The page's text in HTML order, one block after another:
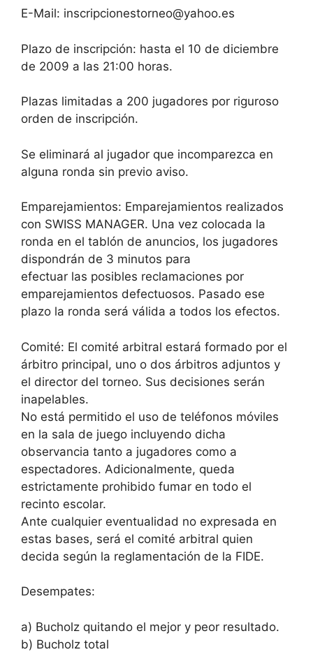
E-Mail: inscripcionestorneo@yahoo.es
Plazo de inscripción: hasta el 10 de diciembre
de 2009 a las 21:00 horas.
Plazas limitadas a 200 jugadores por riguroso
orden de inscripción.
Se eliminará al jugador que incomparezca en
alguna ronda sin previo aviso.
Emparejamientos: Emparejamientos realizados
con SWISS MANAGER. Una vez colocada la
ronda en el tablón de anuncios, los jugadores
dispondrán de 3 minutos para
efectuar las posibles reclamaciones por
emparejamientos defectuosos. Pasado ese
plazo la ronda será válida a todos los efectos.
Comité: El comité arbitral estará formado por el
árbitro principal, uno o dos árbitros adjuntos y
el director del torneo. Sus decisiones serán
inapelables.
No está permitido el uso de teléfonos móviles
en la sala de juego incluyendo dicha
observancia tanto a jugadores como a
espectadores. Adicionalmente, queda
estrictamente prohibido fumar en todo el
recinto escolar.
Ante cualquier eventualidad no expresada en
estas bases, será el comité arbitral quien
decida según la reglamentación de la FIDE.
Desempates:
a) Bucholz quitando el mejor y peor resultado.
b) Bucholz total